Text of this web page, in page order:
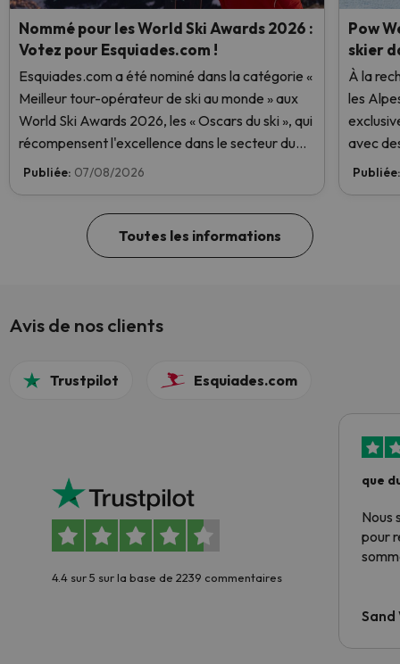
Nommé pour les World Ski Awards 2026 :
Votez pour Esquiades.com !
Esquiades.com a été nominé dans la catégorie «
Meilleur tour-opérateur de ski au monde » aux
World Ski Awards 2026, les « Oscars du ski », qui
récompensent l'excellence dans le secteur du
ski. Votez dès maintenant et aidez-nous à
Publiée: 07/08/2026
Pow
skier
À la
les
avec
Toutes les informations
Avis de nos clients
Trustpilot Esquiades.com
4.4 sur 5 sur la base de 2239 commentaires
que
Nous
pour
Sand